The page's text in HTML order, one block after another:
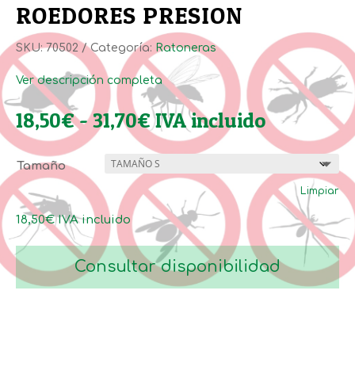
ROEDORES PRESION
SKU:70502 Categoría: Ratoneras
Ver descripción completa
18,50€-31,70€Rango
de
precios:
desde
18,50€
hasta
31,70€
IVA incluido
Tamaño
Limpiar
18,50€ IVA incluido
Consultar disponibilidad